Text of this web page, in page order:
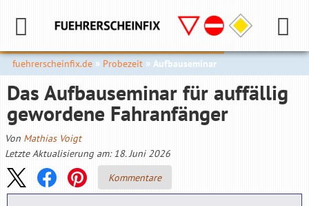
fuehrerscheinfix.de Probezeit Aufbauseminar
Das Aufbauseminar für auffällig
gewordene Fahranfänger
Von Mathias Voigt
Letzte Aktualisierung am: 18. Juni 2026
Kommentare